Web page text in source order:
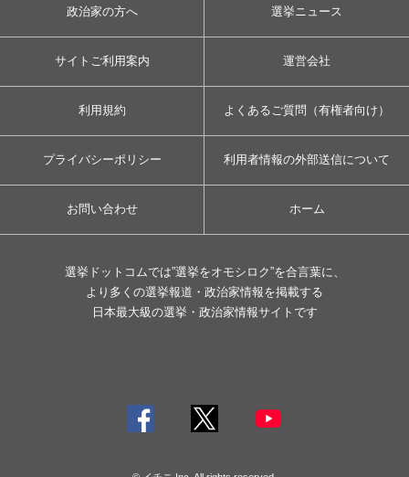
政治家の方へ 選挙ニュース
サイトご利用案内 運営会社
利用規約 よくあるご質問（有権者向け）
プライバシーポリシー 利用者情報の外部送信について
お問い合わせ ホーム
選挙ドットコムでは”選挙をオモシロク”を合言葉に、
より多くの選挙報道・政治家情報を掲載する
日本最大級の選挙・政治家情報サイトです